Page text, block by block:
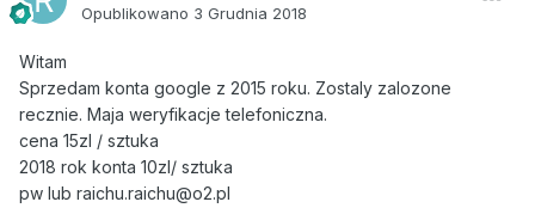
Opublikowano 3 Grudnia 2018
Witam
Sprzedam konta google z 2015 roku. Zostaly zalozone
recznie. Maja weryfikacje telefoniczna.
cena 15zl / sztuka
2018 rok konta 10zl/ sztuka
pw lub raichu.raichu@o2.pl